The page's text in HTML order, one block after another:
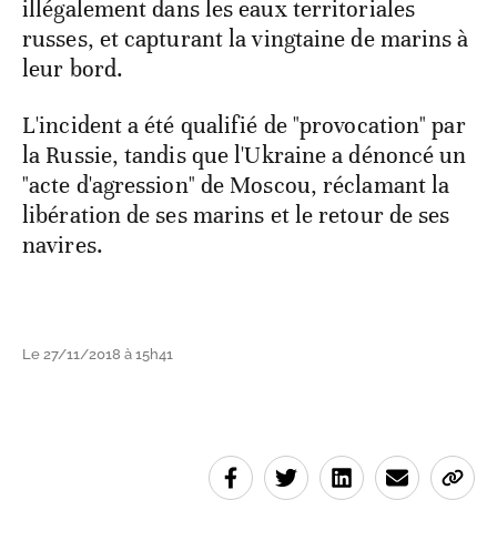
illégalement dans les eaux territoriales
russes, et capturant la vingtaine de marins à
leur bord.
L'incident a été qualifié de "provocation" par
la Russie, tandis que l'Ukraine a dénoncé un
"acte d'agression" de Moscou, réclamant la
libération de ses marins et le retour de ses
navires.
Le 27/11/2018 à 15h41